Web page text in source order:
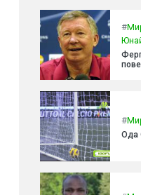
#
#
Ода